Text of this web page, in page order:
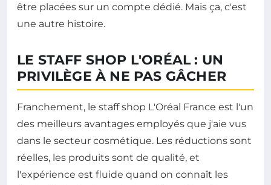
être placées sur un compte dédié. Mais ça, c'est
une autre histoire.
LE STAFF SHOP L'ORÉAL : UN
PRIVILÈGE À NE PAS GÂCHER
Franchement, le staff shop L'Oréal France est l'un
des meilleurs avantages employés que j'aie vus
dans le secteur cosmétique. Les réductions sont
réelles, les produits sont de qualité, et
l'expérience est fluide quand on connaît les